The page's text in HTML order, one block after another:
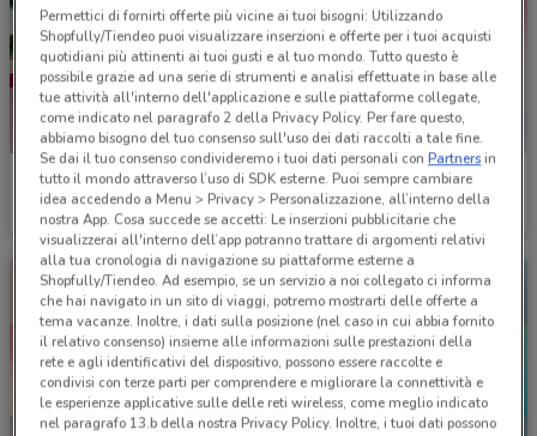
VisionOttica
Scade il 31/08 2.5 km
BENU Farmacia
Scade il 08/09
Permettici di fornirti offerte più vicine ai tuoi bisogni: Utilizzando
Shopfully/Tiendeo puoi visualizzare inserzioni e offerte per i tuoi acquisti
quotidiani più attinenti ai tuoi gusti e al tuo mondo. Tutto questo è
possibile grazie ad una serie di strumenti e analisi effettuate in base alle
tue attività all'interno dell'applicazione e sulle piattaforme collegate,
come indicato nel paragrafo 2 della Privacy Policy. Per fare questo,
abbiamo bisogno del tuo consenso sull'uso dei dati raccolti a tale fine.
Se dai il tuo consenso condivideremo i tuoi dati personali conPartnersin
tutto il mondo attraverso l’uso di SDK esterne. Puoi sempre cambiare
idea accedendo a Menu > Privacy > Personalizzazione, all’interno della
nostra App. Cosa succede se accetti: Le inserzioni pubblicitarie che
visualizzerai all'interno dell’app potranno trattare di argomenti relativi
alla tua cronologia di navigazione su piattaforme esterne a
Shopfully/Tiendeo. Ad esempio, se un servizio a noi collegato ci informa
che hai navigato in un sito di viaggi, potremo mostrarti delle offerte a
tema vacanze. Inoltre, i dati sulla posizione (nel caso in cui abbia fornito
il relativo consenso) insieme alle informazioni sulle prestazioni della
rete e agli identificativi del dispositivo, possono essere raccolte e
condivisi con terze parti per comprendere e migliorare la connettività e
le esperienze applicative sulle delle reti wireless, come meglio indicato
nel paragrafo 13.b della nostra Privacy Policy. Inoltre, i tuoi dati possono